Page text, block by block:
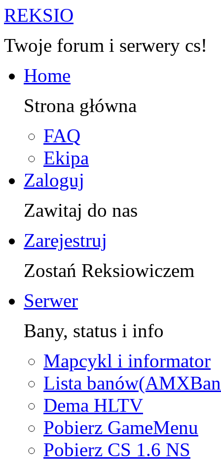
REKSIO
Twoje forum i serwery cs!
Home
Strona główna
FAQ
Ekipa
Zaloguj
Zawitaj do nas
Zarejestruj
Zostań Reksiowiczem
Serwer
Bany, status i info
Mapcykl i informator
Lista
Dema HLTV
Pobierz GameMenu
Pobierz CS 1.6 NS